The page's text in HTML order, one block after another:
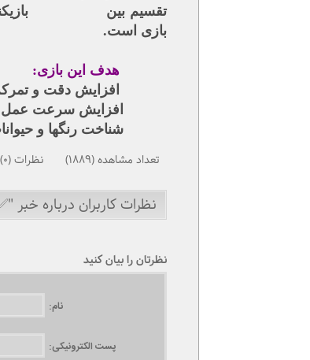
تقسیم بین بازیکنان، به
بازی است.
هدف این بازی:
افزایش دقت و
افزایش سرعت عمل
شناخت رنگها و
تعداد مشاهده (1889) نظرات (0)
نظرات کاربران درباره
نظرتان را بیان کنید
نام:
پست الکترونیکی: